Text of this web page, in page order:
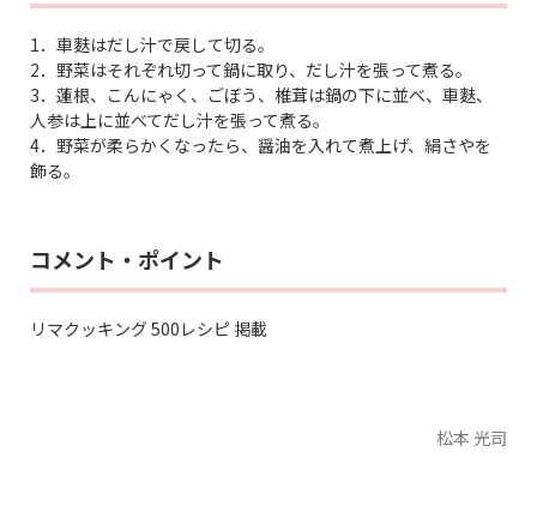
1．車麩はだし汁で戻して切る。
2．野菜はそれぞれ切って鍋に取り、だし汁を張って煮る。
3．蓮根、こんにゃく、ごぼう、椎茸は鍋の下に並べ、車麩、
人参は上に並べてだし汁を張って煮る。
4．野菜が柔らかくなったら、醤油を入れて煮上げ、絹さやを
飾る。
コメント・ポイント
リマクッキング 500レシピ 掲載
松本 光司